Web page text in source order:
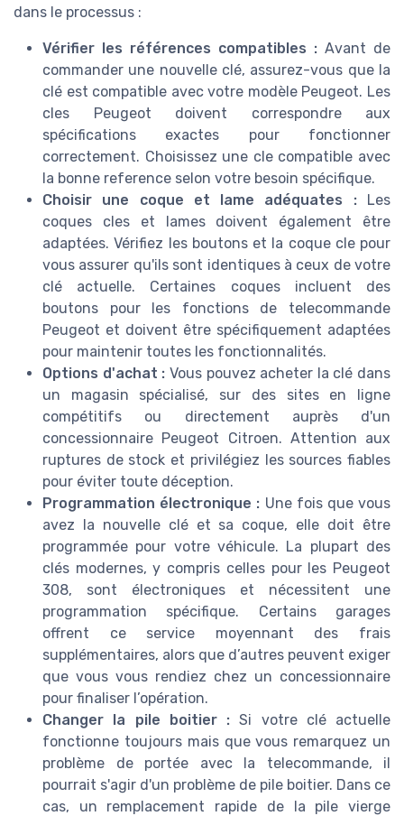
dans le processus :
Vérifier les références compatibles : Avant de
commander une nouvelle clé, assurez-vous que la
clé est compatible avec votre modèle Peugeot. Les
cles Peugeot doivent correspondre aux
spécifications exactes pour fonctionner
correctement. Choisissez une cle compatible avec
la bonne reference selon votre besoin spécifique.
Choisir une coque et lame adéquates : Les
coques cles et lames doivent également être
adaptées. Vérifiez les boutons et la coque cle pour
vous assurer qu'ils sont identiques à ceux de votre
clé actuelle. Certaines coques incluent des
boutons pour les fonctions de telecommande
Peugeot et doivent être spécifiquement adaptées
pour maintenir toutes les fonctionnalités.
Options d'achat : Vous pouvez acheter la clé dans
un magasin spécialisé, sur des sites en ligne
compétitifs ou directement auprès d'un
concessionnaire Peugeot Citroen. Attention aux
ruptures de stock et privilégiez les sources fiables
pour éviter toute déception.
Programmation électronique : Une fois que vous
avez la nouvelle clé et sa coque, elle doit être
programmée pour votre véhicule. La plupart des
clés modernes, y compris celles pour les Peugeot
308, sont électroniques et nécessitent une
programmation spécifique. Certains garages
offrent ce service moyennant des frais
supplémentaires, alors que d’autres peuvent exiger
que vous vous rendiez chez un concessionnaire
pour finaliser l’opération.
Changer la pile boitier :Si votre clé actuelle
fonctionne toujours mais que vous remarquez un
problème de portée avec la telecommande, il
pourrait s'agir d'un problème de pile boitier. Dans ce
cas, un remplacement rapide de la pile vierge